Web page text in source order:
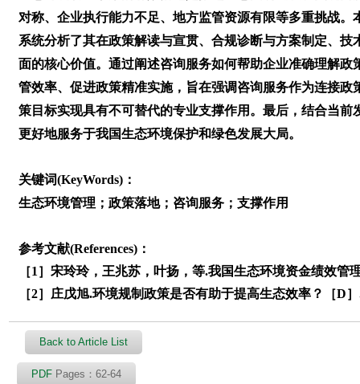
对称、企业执行能力不足、地方监管资源有限等多重挑战
系统分析了其在政策解读与宣贯、合规诊断与方案制定、
面的核心价值。通过阐述咨询服务如何帮助企业准确理解
管效率、促进政策精准实施，旨在强调咨询服务作为连接
策目标实现具有不可替代的专业支撑作用。最后，结合当
更好地服务于我国生态环境保护和绿色发展大局。
关键词(KeyWords)：
生态环境管理；政策落地；咨询服务；支撑作用
参考文献(References)：
［1］宋玲玲，王兆苏，叶扬，等.我国生态环境资金绩效管
［2］庄戊旭.环境规制政策是否有助于提高生态效率？［D
Back to Article List
PDF Pages：62-64